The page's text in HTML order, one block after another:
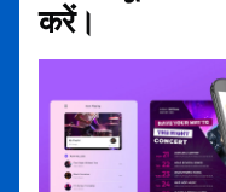
करें।